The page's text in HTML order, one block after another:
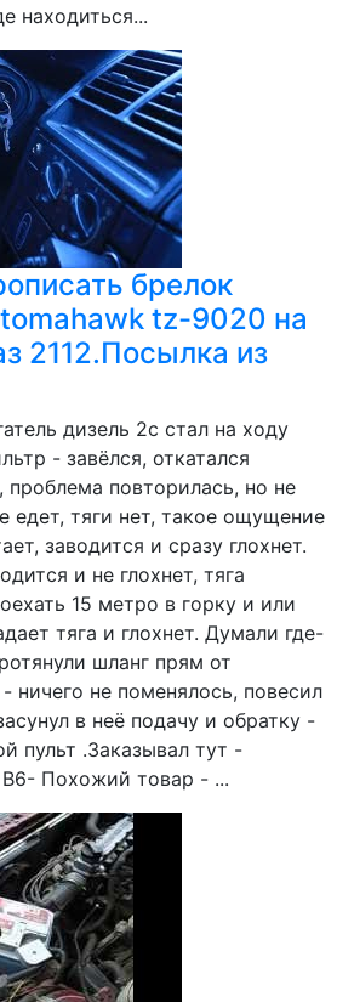
находиться...
брелок
tz-9020 на
2112.Посылка из
дизель 2с стал на ходу
- завёлся, откатался
проблема повторилась, но не
едет, тяги нет, такое ощущение
заводится и сразу глохнет.
и не глохнет, тяга
15 метро в горку и или
тяга и глохнет. Думали где-
шланг прям от
ничего не поменялось, повесил
в неё подачу и обратку -
пульт .Заказывал тут -
Похожий товар - ...